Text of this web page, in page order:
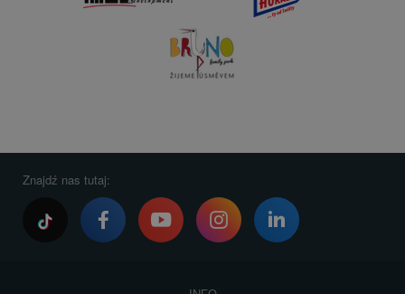
Znajdź nas tutaj: